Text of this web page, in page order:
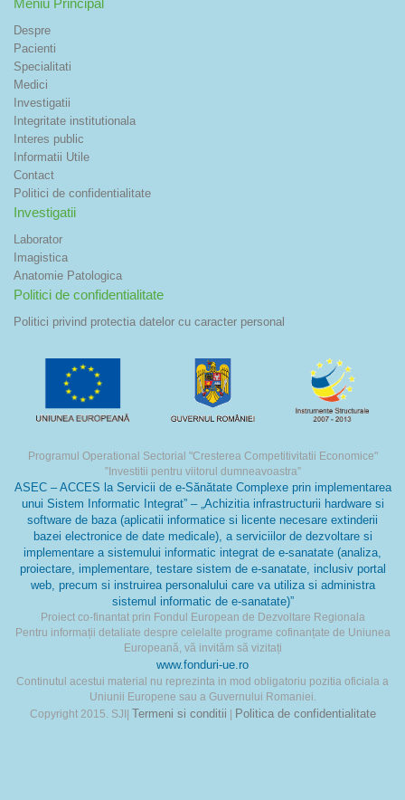
Meniu Principal
Despre
Pacienti
Specialitati
Medici
Investigatii
Integritate institutionala
Interes public
Informatii Utile
Contact
Politici de confidentialitate
Investigatii
Laborator
Imagistica
Anatomie Patologica
Politici de confidentialitate
Politici privind protectia datelor cu caracter personal
Programul Operational Sectorial "Cresterea Competitivitatii Economice"
”Investitii pentru viitorul dumneavoastra”
ASEC – ACCES la Servicii de e-Sănătate Complexe prin implementarea
unui Sistem Informatic Integrat” – „Achizitia infrastructurii hardware si
software de baza (aplicatii informatice si licente necesare extinderii
bazei electronice de date medicale), a serviciilor de dezvoltare si
implementare a sistemului informatic integrat de e-sanatate (analiza,
proiectare, implementare, testare sistem de e-sanatate, inclusiv portal
web, precum si instruirea personalului care va utiliza si administra
sistemul informatic de e-sanatate)”
Proiect co-finantat prin Fondul European de Dezvoltare Regionala
Pentru informații detaliate despre celelalte programe cofinanțate de Uniunea
Europeană, vă invităm să vizitați
www.fonduri-ue.ro
Continutul acestui material nu reprezinta in mod obligatoriu pozitia oficiala a
Uniunii Europene sau a Guvernului Romaniei.
Copyright 2015. SJI| Termeni si conditii Politica de confidentialitate